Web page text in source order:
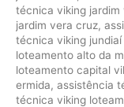
técnica viking jardim
jardim vera cruz,
técnica viking jundiaí
loteamento alto da
loteamento capital
ermida, assistência
técnica viking